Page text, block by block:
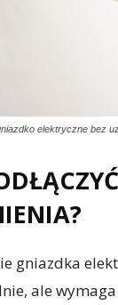
elektryczne bez
gniazdka
ale